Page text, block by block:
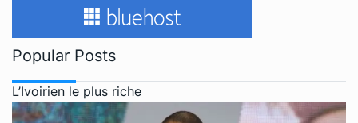
Popular Posts
L’Ivoirien le plus riche